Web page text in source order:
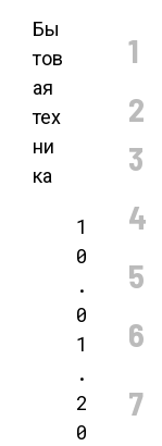
Бы
тов
ая
тех
ни
ка
1
0
.
0
1
.
2
0